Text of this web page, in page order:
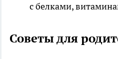
с белками,
Советы для